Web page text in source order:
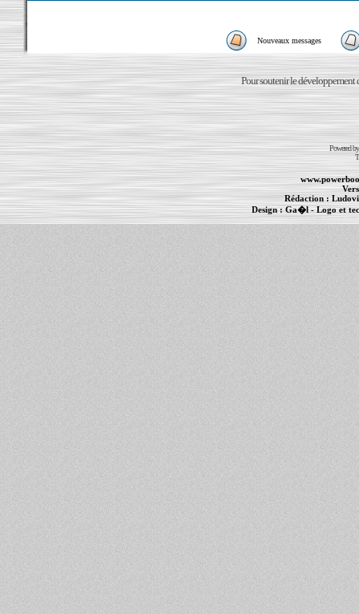
Nouveaux messages
Pour soutenir le développement
Powered
Rédaction :
Design : Ga�l- Logo et